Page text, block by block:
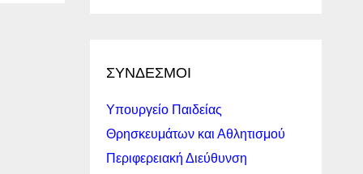
ΣΥΝΔΕΣΜΟΙ
Υπουργείο Παιδείας
Θρησκευμάτων και Αθλητισμού
Περιφερειακή Διεύθυνση